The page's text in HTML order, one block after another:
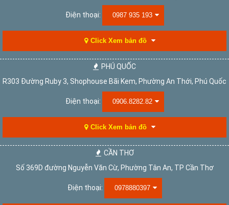
Điện thoại: 0987 935 193
Click Xem bản đồ
PHÚ QUỐC
R303 Đường Ruby 3, Shophouse Bãi Kem, Phường An Thới, Phú Quốc
Điện thoại: 0906.8282.82
Click Xem bản đồ
CẦN THƠ
Số 369D đường Nguyễn Văn Cừ, Phường Tân An, TP Cần Thơ
Điện thoại: 0978880397